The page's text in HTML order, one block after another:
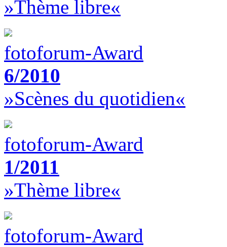
»Thème libre«
fotoforum-Award
6/2010
»Scènes du quotidien«
fotoforum-Award
1/2011
»Thème libre«
fotoforum-Award